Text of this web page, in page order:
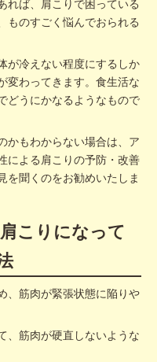
れば、肩こりで困っている
ものすごく悩んでおられる
が冷えない程度にするしか
変わってきます。食生活な
どうにかなるようなもので
かもわからない場合は、ア
による肩こりの予防・改善
を聞くのをお勧めいたしま
こりになって
、筋肉が緊張状態に陥りや
、筋肉が硬直しないような